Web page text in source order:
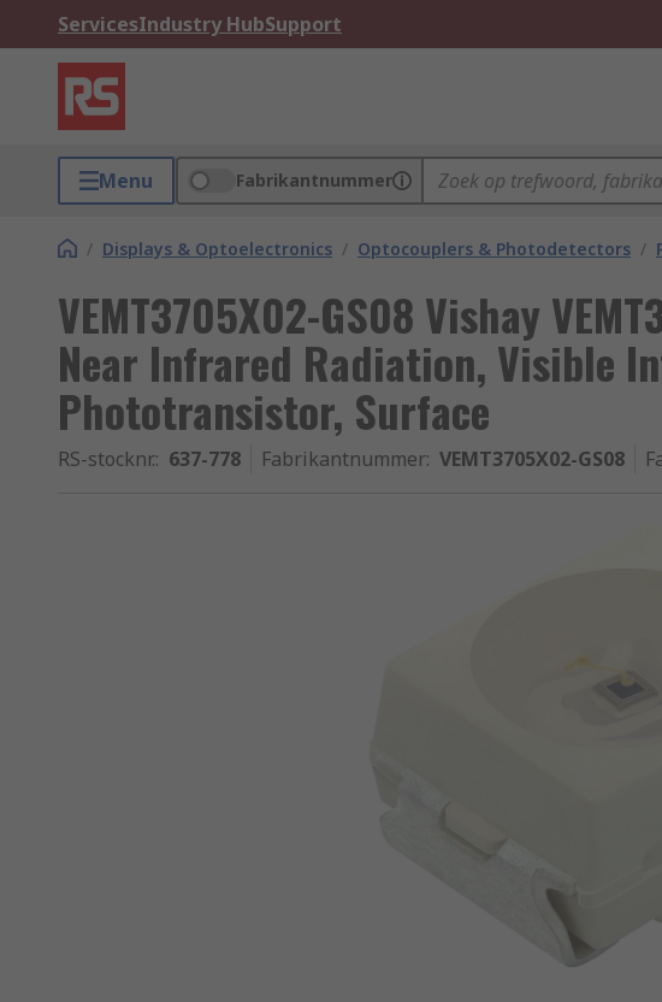
ServicesIndustry HubSupport
Menu Fabrikantnummer
/ Displays & Optoelectronics / Optocouplers & Photodetectors /
VEMT3705X02-GS08 Vishay
Near Infrared Radiation, Visible
Phototransistor, Surface
RS-stocknr.: 637-778 Fabrikantnummer: VEMT3705X02-GS08